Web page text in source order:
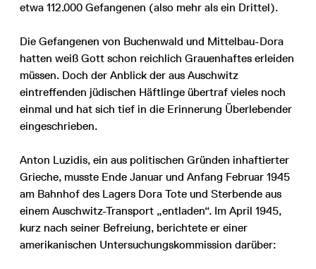
etwa 112.000 Gefangenen (also mehr als ein Drittel).
Die Gefangenen von Buchenwald und Mittelbau-Dora
hatten weiß Gott schon reichlich Grauenhaftes erleiden
müssen. Doch der Anblick der aus Auschwitz
eintreffenden jüdischen Häftlinge übertraf vieles noch
einmal und hat sich tief in die Erinnerung Überlebender
eingeschrieben.
Anton Luzidis, ein aus politischen Gründen inhaftierter
Grieche, musste Ende Januar und Anfang Februar 1945
am Bahnhof des Lagers Dora Tote und Sterbende aus
einem Auschwitz-Transport „entladen“. Im April 1945,
kurz nach seiner Befreiung, berichtete er einer
amerikanischen Untersuchungskommission darüber: